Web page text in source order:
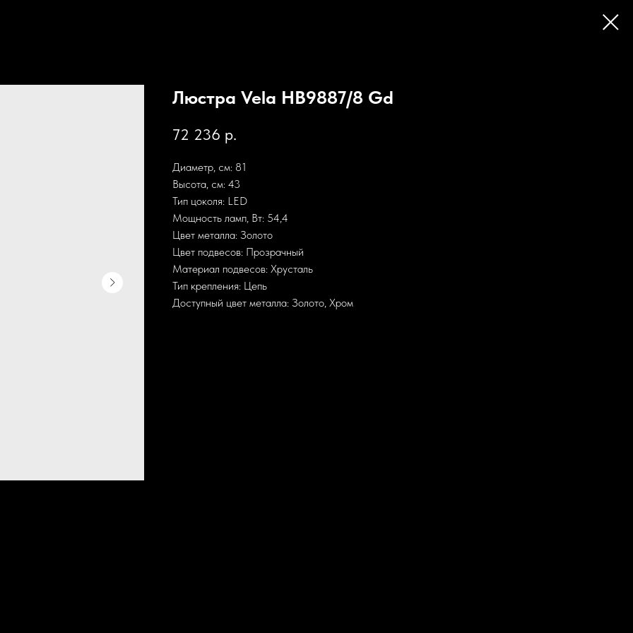
Люстра Vela HB9887/8 Gd
72 236 р.
Диаметр, см: 81
Высота, см: 43
Тип цоколя: LED
Мощность ламп, Вт: 54,4
Цвет металла: Золото
Цвет подвесов: Прозрачный
Материал подвесов: Хрусталь
Тип крепления: Цепь
Доступный цвет металла: Золото, Хром